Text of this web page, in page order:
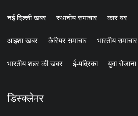
नई दिल्ली खबर स्थानीय समाचार कार घर
आइशा खबर कैरियर समाचार भारतीय समाचार
भारतीय शहर की खबर ई-पत्रिका युवा रोजाना
डिस्क्लेमर